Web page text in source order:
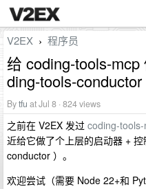
V2EX › 程序员
给 coding-tools-
ding-tools-conductor
Bytfu at Jul 8 · 824 views
之前在 V2EX 发过 coding-
近给它做了个上层的启动器 +
conductor ）。
欢迎尝试（需要 Node 22+和